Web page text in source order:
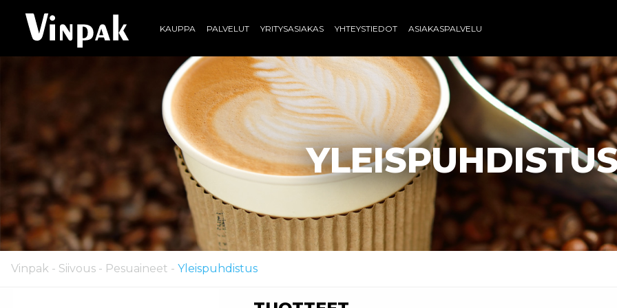
KAUPPA PALVELUT YRITYSASIAKAS YHTEYSTIEDOT ASIAKASPALVELU
Vinpak - Siivous - Pesuaineet - Yleispuhdistus